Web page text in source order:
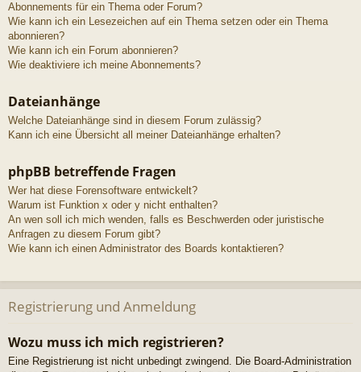
Abonnements für ein Thema oder Forum?
Wie kann ich ein Lesezeichen auf ein Thema setzen oder ein Thema
abonnieren?
Wie kann ich ein Forum abonnieren?
Wie deaktiviere ich meine Abonnements?
Dateianhänge
Welche Dateianhänge sind in diesem Forum zulässig?
Kann ich eine Übersicht all meiner Dateianhänge erhalten?
phpBB betreffende Fragen
Wer hat diese Forensoftware entwickelt?
Warum ist Funktion x oder y nicht enthalten?
An wen soll ich mich wenden, falls es Beschwerden oder juristische
Anfragen zu diesem Forum gibt?
Wie kann ich einen Administrator des Boards kontaktieren?
Registrierung und Anmeldung
Wozu muss ich mich registrieren?
Eine Registrierung ist nicht unbedingt zwingend. Die Board-Administration